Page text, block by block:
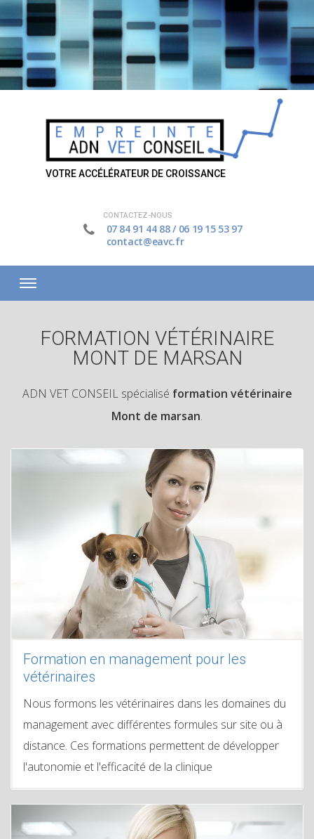
VOTRE ACCÉLÉRATEUR DE CROISSANCE
CONTACTEZ-NOUS
07 84 91 44 88/ 06 19 15 53 97
contact@eavc.fr
FORMATION VÉTÉRINAIRE
MONT DE MARSAN
ADN VET CONSEIL spécialisé formation vétérinaire
Mont de marsan.
Formation en management pour les
vétérinaires
Nous formons les vétérinaires dans les domaines du
management avec différentes formules sur site ou à
distance. Ces formations permettent de développer
l'autonomie et l'efficacité de la clinique